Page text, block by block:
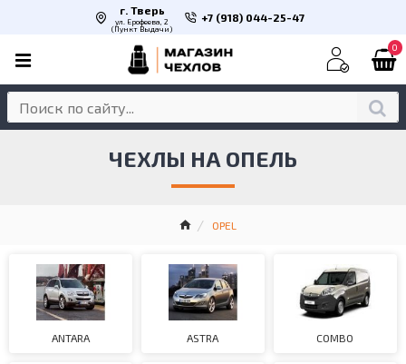
г. Тверь
ул. Ерофеева, 2
(Пункт Выдачи)
+7 (918) 044-25-47
0
OPEL
ЧЕХЛЫ НА ОПЕЛЬ
ANTARA ASTRA COMBO